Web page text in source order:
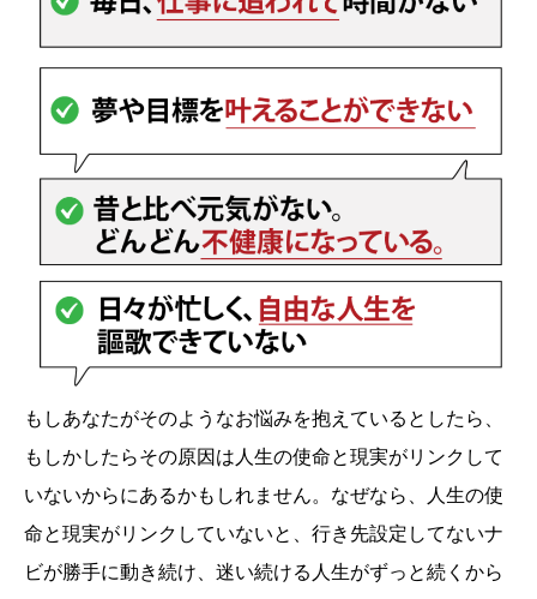
もしあなたがそのようなお悩みを抱えているとしたら、
もしかしたらその原因は人生の使命と現実がリンクして
いないからにあるかもしれません。なぜなら、人生の使
命と現実がリンクしていないと、行き先設定してないナ
ビが勝手に動き続け、迷い続ける人生がずっと続くから